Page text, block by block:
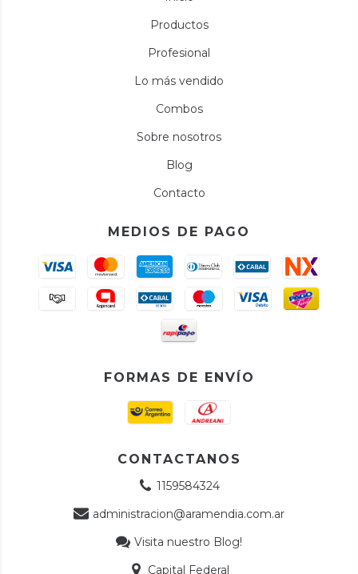
Productos
Profesional
Lo más vendido
Combos
Sobre nosotros
Blog
Contacto
MEDIOS DE PAGO
FORMAS DE ENVÍO
CONTACTANOS
1159584324
administracion@aramendia.com.ar
Visita nuestro Blog!
Capital Federal